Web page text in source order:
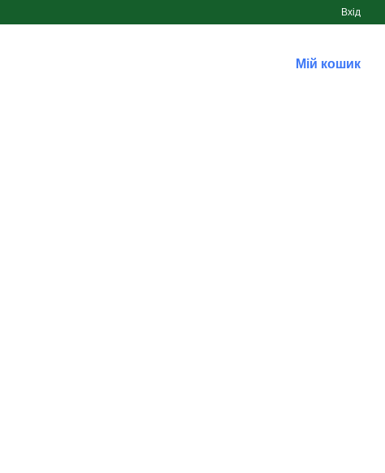
Вхід
Мій кошик